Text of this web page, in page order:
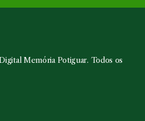
uma
uma
Memória Potiguar. Todos os